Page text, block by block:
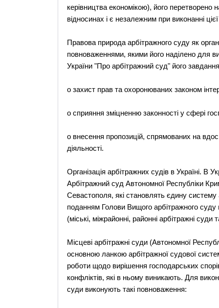
керівництва економікою), його
відносинах і є незалежним при виконанні
Правова природа арбітражного суду як
повноваженнями, якими його наділено для
України "Про арбітражний суд" його
o захист прав та охоронюваних законом
o сприяння зміцненню законності у сфері
o внесення пропозицій, спрямованих на
діяльності.
Організація арбітражних судів в Україні. В
Арбітражний суд Автономної Республіки
Севастополя, які становлять єдину
поданням Голови Вищого арбітражного суду
(міські, міжрайонні, районні арбітражні суди
Місцеві арбітражні суди (Автономної
основною ланкою арбітражної судової
роботи щодо вирішення господарських
конфліктів, які в ньому виникають. Для
суди виконують такі повноваження: